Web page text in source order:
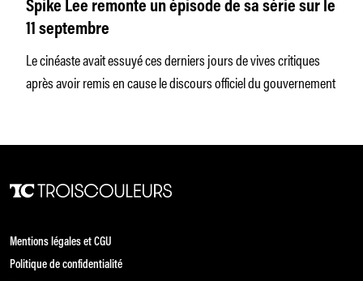
Spike Lee remonte un épisode de sa série sur le
11 septembre
Le cinéaste avait essuyé ces derniers jours de vives critiques
après avoir remis en cause le discours officiel du gouvernement
Mentions légales et CGU
Politique de confidentialité